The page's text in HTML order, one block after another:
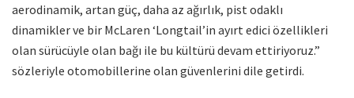
aerodinamik, artan güç, daha az ağırlık, pist odaklı
dinamikler ve bir McLaren ‘Longtail’in ayırt edici özellikleri
olan sürücüyle olan bağı ile bu kültürü devam ettiriyoruz.”
sözleriyle otomobillerine olan güvenlerini dile getirdi.